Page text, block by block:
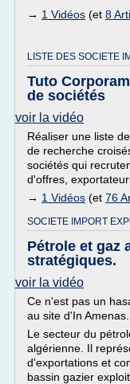
→ 1 Vidéos (et 8
LISTE DES SOCIETE
Tuto
de sociétés
voir la vidéo
Réaliser une liste
de recherche
sociétés qui
d'offres,
→ 1 Vidéos (et 76
SOCIETE IMPORT
Pétrole et gaz
stratégiques.
voir la vidéo
Ce n'est pas un
au site d'In Amenas.
Le secteur du
algérienne. Il
d'exportations et
bassin gazier